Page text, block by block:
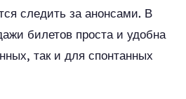
следить за анонсами. В
билетов проста и удобна
так и для спонтанных